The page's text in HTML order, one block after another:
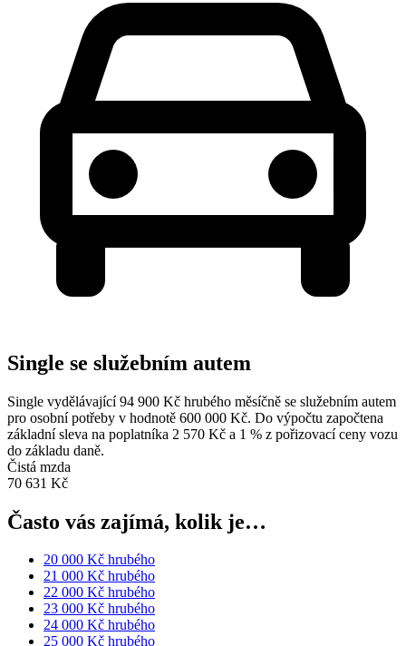
Single se služebním autem
Single vydělávající 94 900 Kč hrubého měsíčně se služebním autem
pro osobní potřeby v hodnotě 600 000 Kč. Do výpočtu započtena
základní sleva na poplatníka 2 570 Kč a 1 % z pořizovací ceny vozu
do základu daně.
Čistá mzda
70 631 Kč
Často vás zajímá, kolik je…
20 000 Kč hrubého
21 000 Kč hrubého
22 000 Kč hrubého
23 000 Kč hrubého
24 000 Kč hrubého
25 000 Kč hrubého